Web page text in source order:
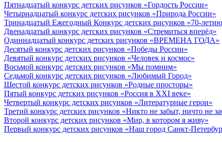
Пятнадцатый конкурс детских рисунков «Гордость России»
Четырнадцатый конкурс детских рисунков «Природа России»
Тринадцатый Ежегодный Конкурс детских рисунков «70-
Двенадцатый конкурс детских рисунков «Стремиться вперёд»
Одиннадцатый конкурс детских рисунков «ВРЕМЕНА ГОДА»
Десятый конкурс детских рисунков «Победы России»
Девятый конкурс детских рисунков «Человек и космос»
Восьмой конкурс детских рисунков «Мы помним»
Седьмой конкурс детских рисунков «Любимый Город»
Шестой конкурс детских рисунков «Родные просторы»
Пятый конкурс детских рисунков «Россия в XXI веке»
Четвертый конкурс детских рисунков «Литературные герои»
Третий конкурс детских рисунков «Никто не забыт, ничто не
Второй конкурс детских рисунков «Мир, в котором я живу»
Первый конкурс детских рисунков «Наш город Санкт-